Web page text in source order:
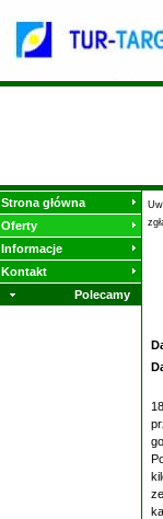
Strona główna
Oferty
Informacje
Kontakt
Polecamy